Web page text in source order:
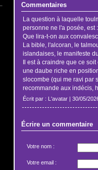
Commentaires
La question à laquelle
personne ne l'a posée, est :
Que lira-t-on aux
La bible, l'alcoran, le
islandaises, le manifeste
Il est à craindre que ce
une daube riche en
slocombe (qui me ravi par
recommande aux indécis,
Écrit par : L'avatar | 30/05/
Écrire un commentaire
Votre nom :
Votre email :